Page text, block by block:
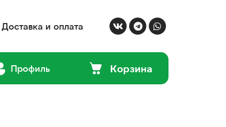
Доставка и оплата
Профиль Корзина